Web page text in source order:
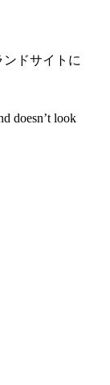
ドサイトに
doesn’t look